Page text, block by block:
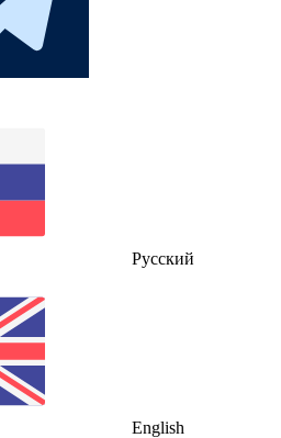
Русский
English